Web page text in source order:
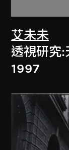
艾未未
透視研究:
1997